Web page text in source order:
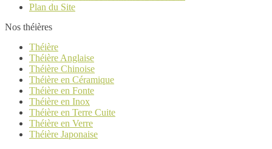
Plan du Site
Nos théières
Théière
Théière Anglaise
Théière Chinoise
Théière en Céramique
Théière en Fonte
Théière en Inox
Théière en Terre Cuite
Théière en Verre
Théière Japonaise